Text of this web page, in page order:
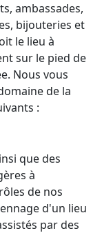
ambassades,
bijouteries et
le lieu à
sur le pied de
Nous vous
de la
:
que des
à
de nos
d'un lieu
par des